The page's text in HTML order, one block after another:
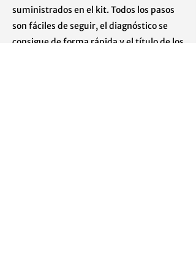
suministrados en el kit. Todos los pasos
son fáciles de seguir, el diagnóstico se
consigue de forma rápida y el título de los